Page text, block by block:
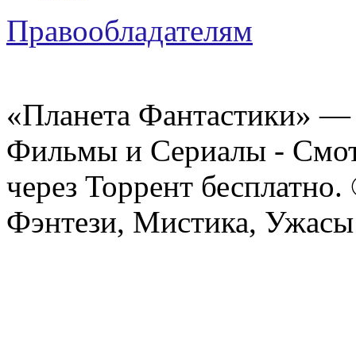
Правообладателям
«Планета Фантастики»
Фильмы и Сериалы -
через Торрент
Фэнтези, Мистика,